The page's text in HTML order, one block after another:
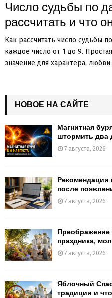
Число судьбы по
рассчитать и что
Как рассчитать число судьбы
каждое число от 1 до 9.
значение для характера, любви
НОВОЕ НА САЙТЕ
Магнитная
штормить два
7 августа, 2026
Рекомендации
после
7 августа, 2026
Преображение
праздника,
7 августа, 2026
Яблочный
традиции и